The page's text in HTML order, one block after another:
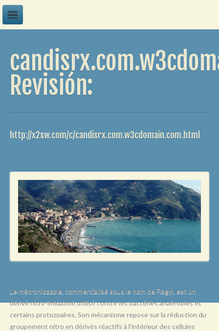
G
P
Q
R
Revisión:
http://x2sw.com/c/candisrx.com.w3cdomain.com.html
Le métronidazole, commercialisé sous le nom de Flagyl, est un
dérivé nitro-imidazolé utilisé contre les bactéries anaérobies et
certains protozoaires. Son mécanisme repose sur la réduction du
groupement nitro en dérivés réactifs à l’intérieur des cellules